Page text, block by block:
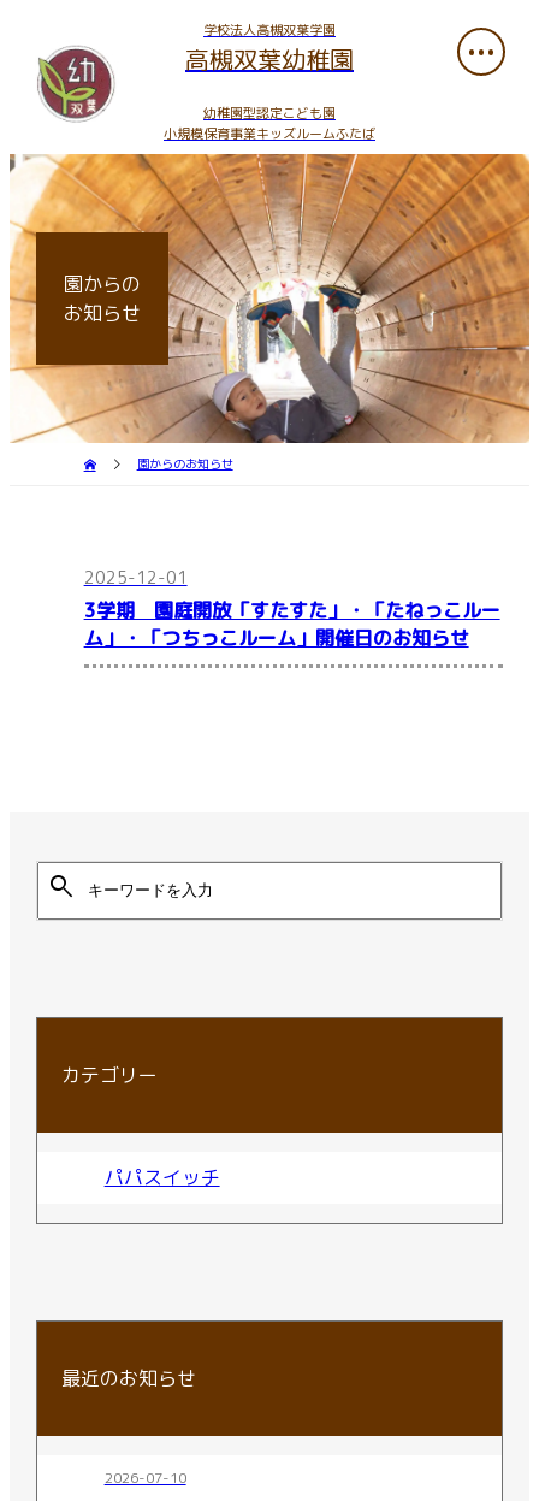
学校法人高槻双葉学園
高槻双葉幼稚園
幼稚園型認定こども園
小規模保育事業キッズルームふたば
園からの
お知らせ
園からのお知らせ
2025-12-01
3学期 園庭開放「すたすた」・「たねっこルー
ム」・「つちっこルーム」開催日のお知らせ
search
カテゴリー
パパスイッチ
最近のお知らせ
2026-07-10